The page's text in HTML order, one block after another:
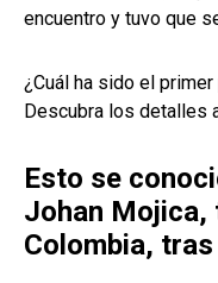
encuentro y tuvo que
¿Cuál ha sido el
Descubra los detalles
Esto se
Johan Mojica,
Colombia,